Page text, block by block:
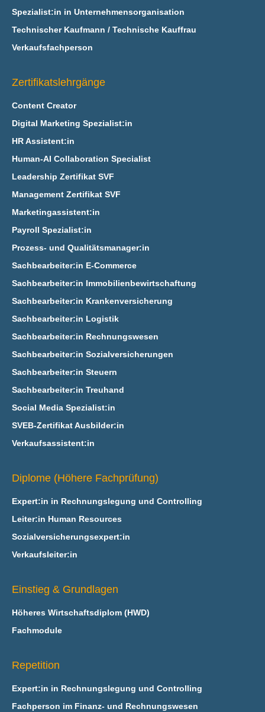
Spezialist:in in Unternehmensorganisation
Technischer Kaufmann / Technische Kauffrau
Verkaufsfachperson
Zertifikatslehrgänge
Content Creator
Digital Marketing Spezialist:in
HR Assistent:in
Human-AI Collaboration Specialist
Leadership Zertifikat SVF
Management Zertifikat SVF
Marketingassistent:in
Payroll Spezialist:in
Prozess- und Qualitätsmanager:in
Sachbearbeiter:in E‑Commerce
Sachbearbeiter:in Immobilienbewirtschaftung
Sachbearbeiter:in Krankenversicherung
Sachbearbeiter:in Logistik
Sachbearbeiter:in Rechnungswesen
Sachbearbeiter:in Sozialversicherungen
Sachbearbeiter:in Steuern
Sachbearbeiter:in Treuhand
Social Media Spezialist:in
SVEB-Zertifikat Ausbilder:in
Verkaufsassistent:in
Diplome (Höhere Fachprüfung)
Expert:in in Rechnungslegung und Controlling
Leiter:in Human Resources
Sozialversicherungsexpert:in
Verkaufsleiter:in
Einstieg & Grundlagen
Höheres Wirtschaftsdiplom (HWD)
Fachmodule
Repetition
Expert:in in Rechnungslegung und Controlling
Fachperson im Finanz- und Rechnungswesen